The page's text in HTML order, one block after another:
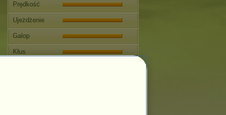
Prędkość
Ujeżdżenie
Galop
Kłus